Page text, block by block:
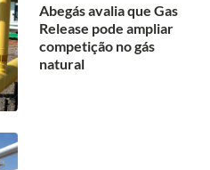
Abegás avalia que Gas
Release pode ampliar
competição no gás
natural